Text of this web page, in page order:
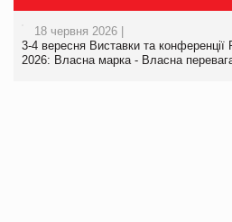
18 червня 2026 |
3-4 вересня Виставки та
2026: Власна марка - Власна